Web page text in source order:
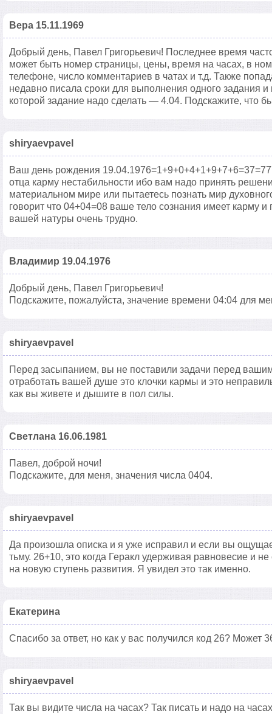
Вера 15.11.1969
Добрый день, Павел Григорьевич! Последнее время
может быть номер страницы, цены, время на часах, в
телефоне, число комментариев в чатах и т.д. Также
недавно писала сроки для выполнения одного задания
которой задание надо сделать — 4.04. Подскажите, что
shiryaevpavel
Ваш день рождения
отца карму нестабильности ибо вам надо принять
материальном мире или пытаетесь познать мир
говорит что 04+04=08 ваше тело сознания имеет карму и
вашей натуры очень трудно.
Владимир 19.04.1976
Добрый день, Павел Григорьевич!
Подскажите, пожалуйста, значение времени 04:04 для
shiryaevpavel
Перед засыпанием, вы не поставили задачи перед
отработать вашей душе это клочки кармы и это
как вы живете и дышите в пол силы.
Светлана 16.06.1981
Павел, доброй ночи!
Подскажите, для меня, значения числа 0404.
shiryaevpavel
Да произошла описка и я уже исправил и если вы
тьму. 26+10, это когда Геракл удерживая равновесие и
на новую ступень развития. Я увидел это так именно.
Екатерина
Спасибо за ответ, но как у вас получился код 26? Может
shiryaevpavel
Так вы видите числа на часах? Так писать и надо на